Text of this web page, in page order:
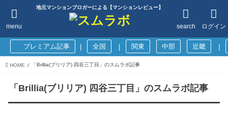
地元マンションブロガーによる【マンションレビュー】
ログイン
search
menu
プレミアム記事 全国 関東 中部 近畿
HOME 「Brillia(ブリリア) 四谷三丁目」のスムラボ記事
「Brillia(ブリリア) 四谷三丁目」のスムラボ記事